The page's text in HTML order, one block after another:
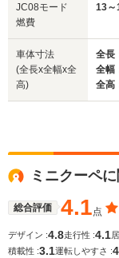
(全長x全幅x全高)
WLTCモード
燃費
排気量
-
JC08モード
燃費
13
車体寸法
(全長x全幅x全
高)
全長
全幅
全高
ミニクーペ
総合評価 4.1点
デザイン :4.8走行性 :4.1
積載性 :3.1運転しやすさ :